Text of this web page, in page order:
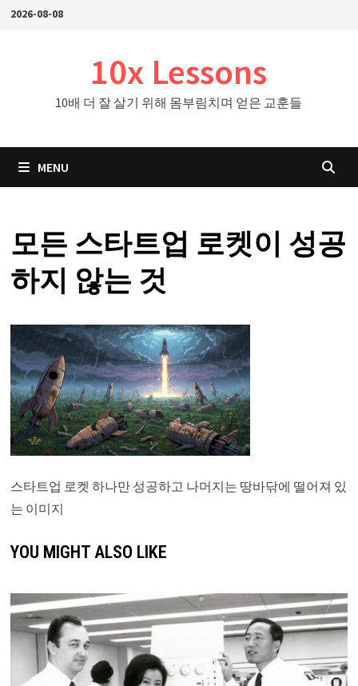
Skip2026-08-08
10x Lessons
10배 더 잘 살기 위해 몸부림치며 얻은 교훈들
MENU
모든 스타트업 로켓이 성공
하지 않는 것
스타트업 로켓 하나만 성공하고 나머지는 땅바닦에 떨어져 있
는 이미지
YOU MIGHT ALSO LIKE